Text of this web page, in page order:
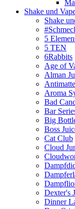
Shake und
Shake
5
5 TEN
6Rabbits
Age of
Alman
Aroma
Bad
Bar
Big
Boss
Cat Club
Cloud
Dexter's
Dinner